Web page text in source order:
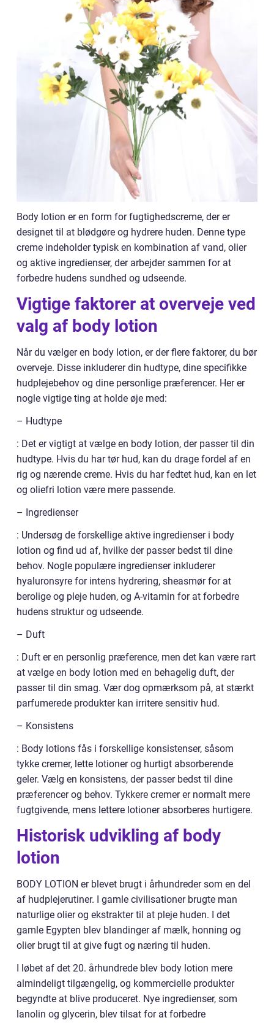
Body lotion er en form for fugtighedscreme, der er
designet til at blødgøre og hydrere huden. Denne type
creme indeholder typisk en kombination af vand, olier
og aktive ingredienser, der arbejder sammen for at
forbedre hudens sundhed og udseende.
Vigtige faktorer at overveje ved
valg af body lotion
Når du vælger en body lotion, er der flere faktorer, du bør
overveje. Disse inkluderer din hudtype, dine specifikke
hudplejebehov og dine personlige præferencer. Her er
nogle vigtige ting at holde øje med:
– Hudtype
: Det er vigtigt at vælge en body lotion, der passer til din
hudtype. Hvis du har tør hud, kan du drage fordel af en
rig og nærende creme. Hvis du har fedtet hud, kan en let
og oliefri lotion være mere passende.
– Ingredienser
: Undersøg de forskellige aktive ingredienser i body
lotion og find ud af, hvilke der passer bedst til dine
behov. Nogle populære ingredienser inkluderer
hyaluronsyre for intens hydrering, sheasmør for at
berolige og pleje huden, og A-vitamin for at forbedre
hudens struktur og udseende.
– Duft
: Duft er en personlig præference, men det kan være rart
at vælge en body lotion med en behagelig duft, der
passer til din smag. Vær dog opmærksom på, at stærkt
parfumerede produkter kan irritere sensitiv hud.
– Konsistens
: Body lotions fås i forskellige konsistenser, såsom
tykke cremer, lette lotioner og hurtigt absorberende
geler. Vælg en konsistens, der passer bedst til dine
præferencer og behov. Tykkere cremer er normalt mere
fugtgivende, mens lettere lotioner absorberes hurtigere.
Historisk udvikling af body
lotion
BODY LOTION er blevet brugt i århundreder som en del
af hudplejerutiner. I gamle civilisationer brugte man
naturlige olier og ekstrakter til at pleje huden. I det
gamle Egypten blev blandinger af mælk, honning og
olier brugt til at give fugt og næring til huden.
I løbet af det 20. århundrede blev body lotion mere
almindeligt tilgængelig, og kommercielle produkter
begyndte at blive produceret. Nye ingredienser, som
lanolin og glycerin, blev tilsat for at forbedre